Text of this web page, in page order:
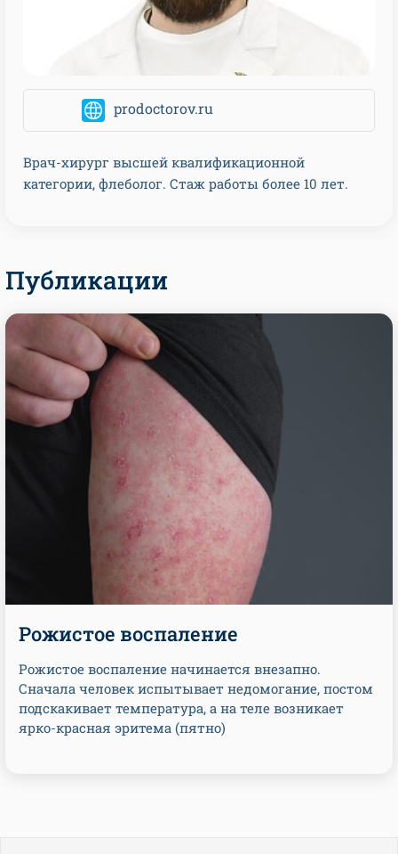
prodoctorov.ru
Врач-хирург высшей квалификационной
категории, флеболог. Стаж работы более 10 лет.
Публикации
Рожистое воспаление
Рожистое воспаление начинается внезапно.
Сначала человек испытывает недомогание, постом
подскакивает температура, а на теле возникает
ярко-красная эритема (пятно)